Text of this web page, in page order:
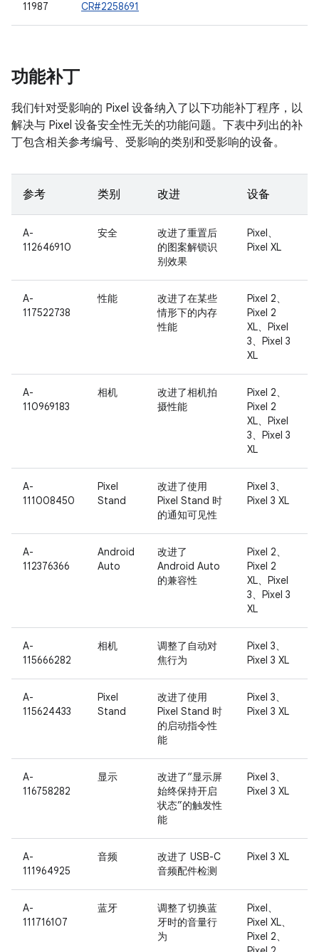
11987
CR#2258691
功能补丁
我们针对受影响的 Pixel 设备纳入了以下功能补丁程序，以
解决与 Pixel 设备安全性无关的功能问题。下表中列出的补
丁包含相关参考编号、受影响的类别和受影响的设备。
参考 类别 改进 设备
A-
112646910
安全
改进了重置后
的图案解锁识
别效果
Pixel、
Pixel XL
A-
117522738
性能
改进了在某些
情形下的内存
性能
Pixel 2、
Pixel 2
XL、Pixel
3、Pixel 3
XL
A-
110969183
相机
改进了相机拍
摄性能
Pixel 2、
Pixel 2
XL、Pixel
3、Pixel 3
XL
A-
111008450
Pixel
Stand
改进了使用
Pixel Stand 时
的通知可见性
Pixel 3、
Pixel 3 XL
A-
112376366
Android
Auto
改进了
Android Auto
的兼容性
Pixel 2、
Pixel 2
XL、Pixel
3、Pixel 3
XL
A-
115666282
相机
调整了自动对
焦行为
Pixel 3、
Pixel 3 XL
A-
115624433
Pixel
Stand
改进了使用
Pixel Stand 时
的启动指令性
能
Pixel 3、
Pixel 3 XL
A-
116758282
显示
改进了“显示屏
始终保持开启
状态”的触发性
能
Pixel 3、
Pixel 3 XL
A-
111964925
音频
改进了 USB-C
音频配件检测
Pixel 3 XL
A-
111716107
蓝牙
调整了切换蓝
牙时的音量行
为
Pixel、
Pixel XL、
Pixel 2、